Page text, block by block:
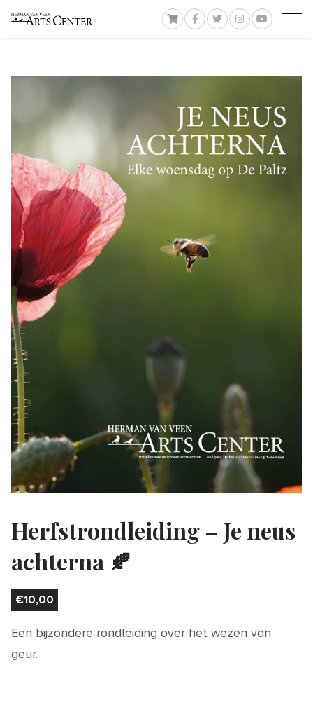
Herfstrondleiding – Je neus
achterna 🍂
€10,00
Een bijzondere rondleiding over het wezen van
geur.